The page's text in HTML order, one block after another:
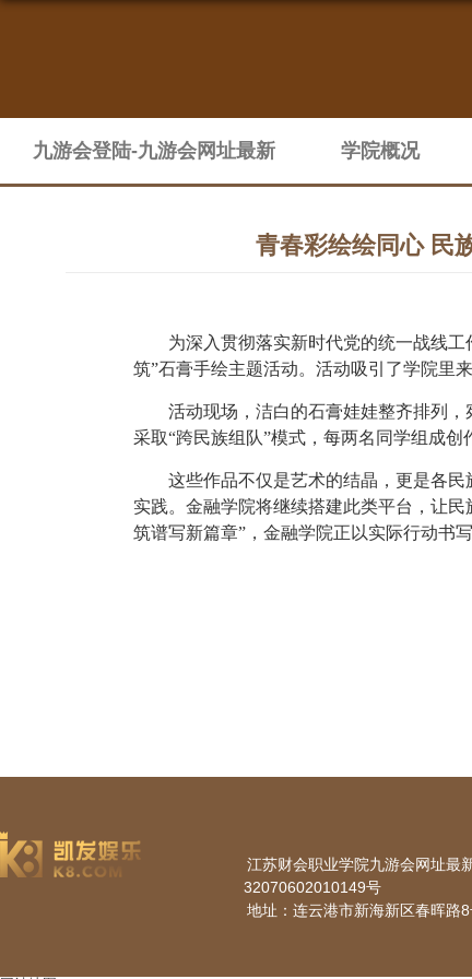
九游会登陆-九游会网址最新 学院概况
青春彩绘绘同心 民
为深入贯彻落实新时代党的统一战线
筑”石膏手绘主题活动。活动吸引了学院里
活动现场，洁白的石膏娃娃整齐排列
采取“跨民族组队”模式，每两名同学组成
这些作品不仅是艺术的结晶，更是各
实践。金融学院将继续搭建此类平台，让
筑谱写新篇章”，金融学院正以实际行动书
江苏财会职业学院九游会网址最
32070602010149号
地址：连云港市新海新区春晖